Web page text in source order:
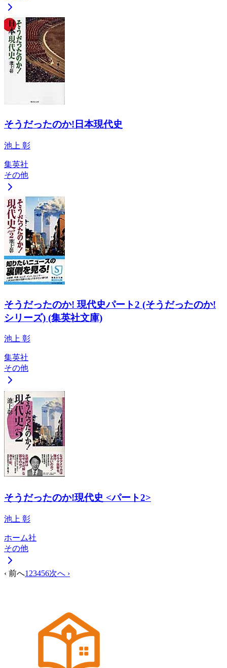
そうだったのか!日本現代史
池上 彰
集英社
その他
そうだったのか! 現代史パート2 (そうだったのか!
シリーズ) (集英社文庫)
池上 彰
集英社
その他
そうだったのか!現代史 <パート2>
池上 彰
ホーム社
その他
‹ 前へ1 23456次へ ›